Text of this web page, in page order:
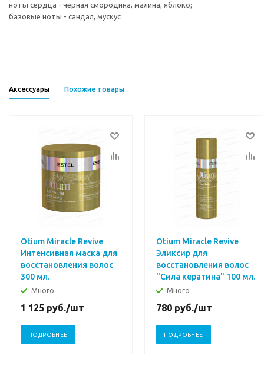
ноты сердца - черная смородина, малина, яблоко;
базовые ноты - сандал, мускус
Аксессуары Похожие товары
Otium Miracle Revive
Интенсивная маска для
восстановления волос
300 мл.
Много
1 125 руб./шт
ПОДРОБНЕЕ
Otium Miracle Revive
Эликсир для
восстановления волос
"Сила кератина" 100 мл.
Много
780 руб./шт
ПОДРОБНЕЕ